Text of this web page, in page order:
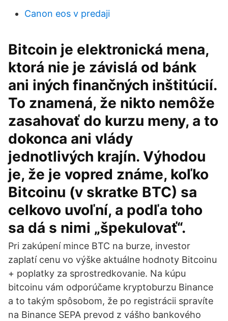
Canon eos v predaji
Bitcoin je elektronická mena,
ktorá nie je závislá od bánk
ani iných finančných inštitúcií.
To znamená, že nikto nemôže
zasahovať do kurzu meny, a to
dokonca ani vlády
jednotlivých krajín. Výhodou
je, že je vopred známe, koľko
Bitcoinu (v skratke BTC) sa
celkovo uvoľní, a podľa toho
sa dá s nimi „špekulovať“.
Pri zakúpení mince BTC na burze, investor
zaplatí cenu vo výške aktuálne hodnoty Bitcoinu
+ poplatky za sprostredkovanie. Na kúpu
bitcoinu vám odporúčame kryptoburzu Binance
a to takým spôsobom, že po registrácii spravíte
na Binance SEPA prevod z vášho bankového